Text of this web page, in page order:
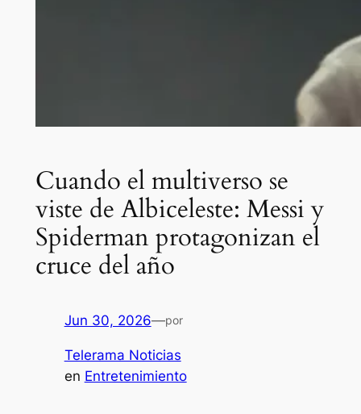
Cuando el multiverso se
viste de Albiceleste: Messi y
Spiderman protagonizan el
cruce del año
Jun 30, 2026—por
Telerama Noticias
en Entretenimiento